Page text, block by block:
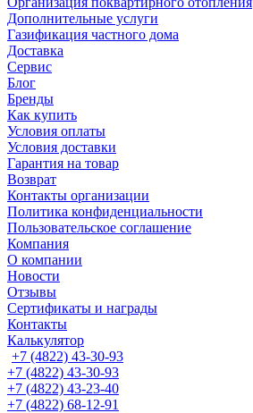
Дополнительные услуги
Газификация частного дома
Доставка
Сервис
Блог
Бренды
Как купить
Условия оплаты
Условия доставки
Гарантия на товар
Возврат
Контакты организации
Политика конфиденциальности
Пользовательское соглашение
Компания
О компании
Новости
Отзывы
Сертификаты и награды
Контакты
Калькулятор
+7 (4822) 43-30-93
+7 (4822) 43-30-93
+7 (4822) 43-23-40
+7 (4822) 68-12-91